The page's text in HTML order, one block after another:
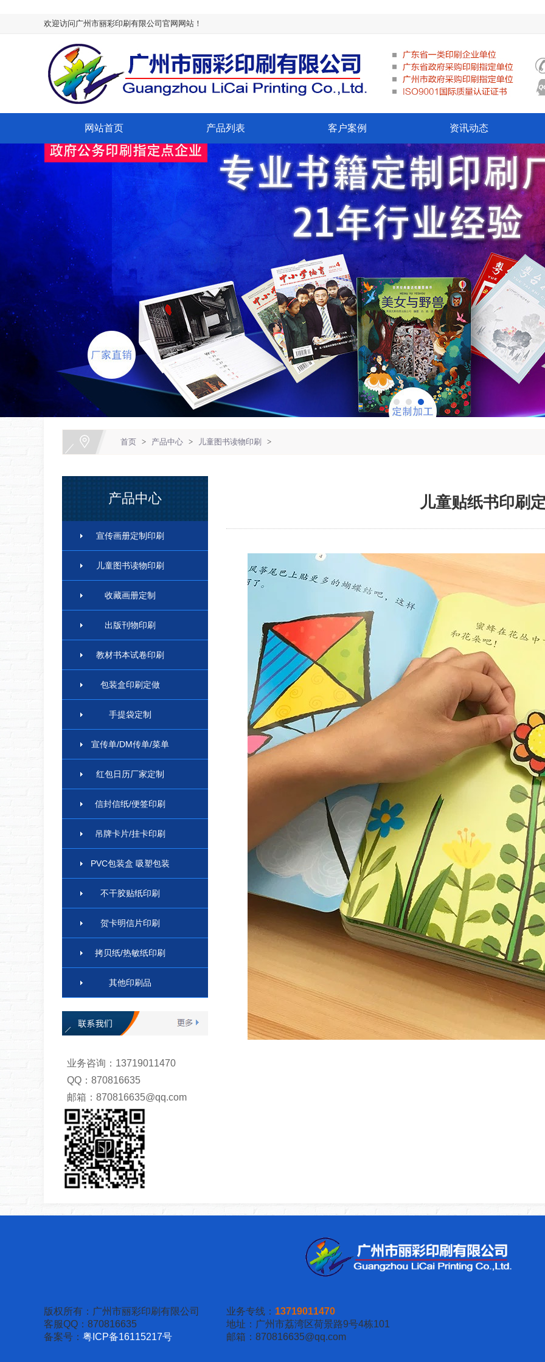
欢迎访问广州市丽彩印刷有限公司官网网站！
网站首页 产品列表 客户案例 资讯动态
1
首页 > 产品中心 > 儿童图书读物印刷 >
产品中心
宣传画册定制印刷
儿童图书读物印刷
收藏画册定制
出版刊物印刷
教材书本试卷印刷
包装盒印刷定做
手提袋定制
宣传单/DM传单/菜单
红包日历厂家定制
信封信纸/便签印刷
吊牌卡片/挂卡印刷
PVC包装盒 吸塑包装
不干胶贴纸印刷
贺卡明信片印刷
拷贝纸/热敏纸印刷
其他印刷品
业务咨询：13719011470
QQ：870816635
邮箱：870816635@qq.com
儿童贴纸书印刷
版权所有：广州市丽彩印刷有限公司 业务专线： 13719011470
客服QQ：870816635
地址：广州市荔湾区荷景路9号4栋101
备案号： 粤ICP备16115217号 邮箱：870816635@qq.com